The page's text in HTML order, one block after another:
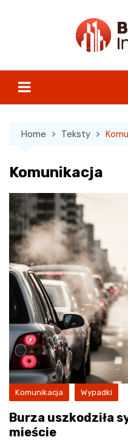
Home Teksty
Komunikacja
Komunikacja Wypadki
Burza uszkodziła
mieście